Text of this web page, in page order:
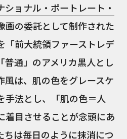
ショナル・ポートレート・
画の委託として制作された
「前大統領ファーストレデ
普通」のアメリカ黒人とし
風は、肌の色をグレースケ
手法とし、「肌の色＝人
着目させることが念頭にあ
ちは毎日のように抹消につ